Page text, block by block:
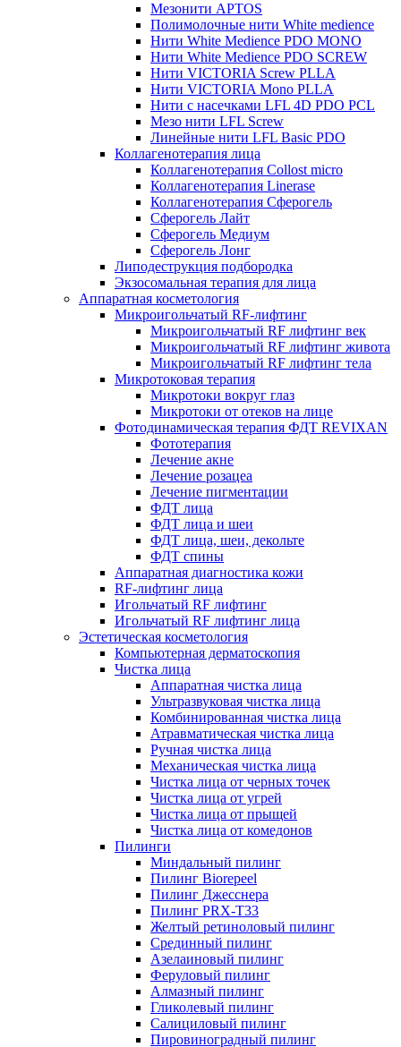
Мезонити APTOS
Полимолочные нити White medience
Нити White Medience PDO MONO
Нити White Medience PDO SCREW
Нити VICTORIA Screw PLLA
Нити VICTORIA Mono PLLA
Нити с насечками LFL 4D PDO PCL
Мезо нити LFL Screw
Линейные нити LFL Basic PDO
Коллагенотерапия лица
Коллагенотерапия Collost micro
Коллагенотерапия Linerase
Коллагенотерапия Сферогель
Сферогель Лайт
Сферогель Медиум
Сферогель Лонг
Липодеструкция подбородка
Экзосомальная терапия для лица
Аппаратная косметология
Микроигольчатый RF-лифтинг
Микроигольчатый RF лифтинг век
Микроигольчатый RF лифтинг живота
Микроигольчатый RF лифтинг тела
Микротоковая терапия
Микротоки вокруг глаз
Микротоки от отеков на лице
Фотодинамическая терапия ФДТ REVIXAN
Фототерапия
Лечение акне
Лечение розацеа
Лечение пигментации
ФДТ лица
ФДТ лица и шеи
ФДТ лица, шеи, декольте
ФДТ спины
Аппаратная диагностика кожи
RF-лифтинг лица
Игольчатый RF лифтинг
Игольчатый RF лифтинг лица
Эстетическая косметология
Компьютерная дерматоскопия
Чистка лица
Аппаратная чистка лица
Ультразвуковая чистка лица
Комбинированная чистка лица
Атравматическая чистка лица
Ручная чистка лица
Механическая чистка лица
Чистка лица от черных точек
Чистка лица от угрей
Чистка лица от прыщей
Чистка лица от комедонов
Пилинги
Миндальный пилинг
Пилинг Biorepeel
Пилинг Джесснера
Пилинг PRX-T33
Желтый ретиноловый пилинг
Срединный пилинг
Азелаиновый пилинг
Феруловый пилинг
Алмазный пилинг
Гликолевый пилинг
Салициловый пилинг
Пировиноградный пилинг